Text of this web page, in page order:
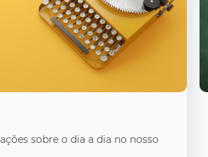
sobre o dia a dia no nosso